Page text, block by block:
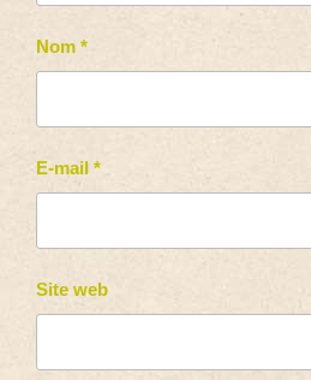
Nom *
E-mail *
Site web